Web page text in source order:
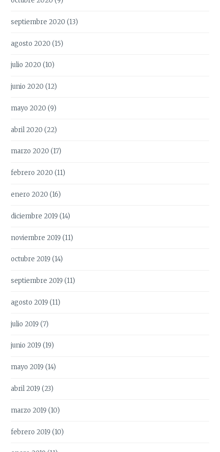
septiembre 2020 (13)
agosto 2020 (15)
julio 2020 (10)
junio 2020 (12)
mayo 2020 (9)
abril 2020 (22)
marzo 2020 (17)
febrero 2020 (11)
enero 2020 (16)
diciembre 2019 (14)
noviembre 2019 (11)
octubre 2019 (14)
septiembre 2019 (11)
agosto 2019 (11)
julio 2019 (7)
junio 2019 (19)
mayo 2019 (14)
abril 2019 (23)
marzo 2019 (10)
febrero 2019 (10)